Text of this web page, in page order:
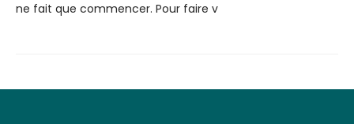
ne fait que commencer. Pour faire v